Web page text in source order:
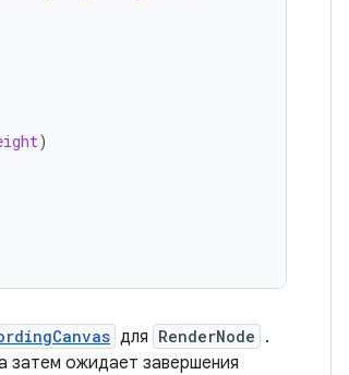
)
для RenderNode .
затем ожидает завершения